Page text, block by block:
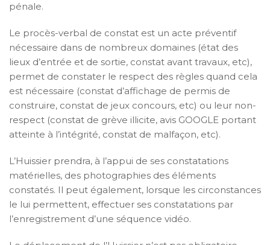
pénale.
Le procès-verbal de constat est un acte préventif
nécessaire dans de nombreux domaines (état des
lieux d’entrée et de sortie, constat avant travaux, etc),
permet de constater le respect des règles quand cela
est nécessaire (constat d’affichage de permis de
construire, constat de jeux concours, etc) ou leur non-
respect (constat de grève illicite, avis GOOGLE portant
atteinte à l’intégrité, constat de malfaçon, etc).
L’Huissier prendra, à l’appui de ses constatations
matérielles, des photographies des éléments
constatés. Il peut également, lorsque les circonstances
le lui permettent, effectuer ses constatations par
l’enregistrement d’une séquence vidéo.